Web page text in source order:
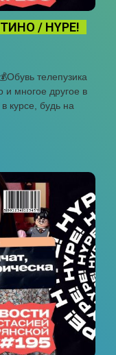
/ HYPE!
телепузика
и многое другое в
курсе, будь на